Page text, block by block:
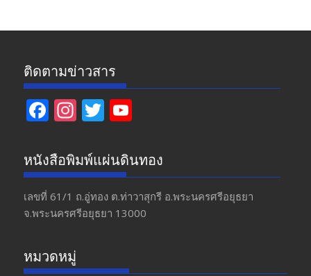
ติดตามข่าวสาร
F
e
b
o
o
In
a
gr
a
m
T
itt
er
u
T
u
b
หนังสือพิมพ์แผ่นดินทอง
เลขที่ 61/1 ถ.อู่ทอง​ ต.​ท่าวาสุกรี​ อ.พระนครศรีอยุธยา​
จ.พระนครศรีอยุธยา 13000
หมวดหมู่